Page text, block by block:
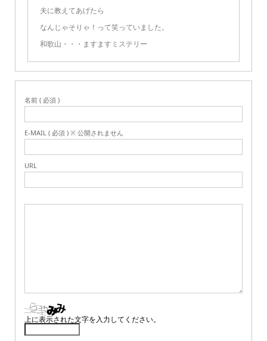
夫に教えてあげたら
なんじゃそりゃ！って笑っていました。
和歌山・・・ますますミステリー
名前 ( 必須 )
E-MAIL ( 必須 ) ※ 公開されません
URL
上に表示された文字を入力してください。